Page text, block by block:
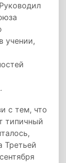
учении,
с тем, что
типичный
Третьей